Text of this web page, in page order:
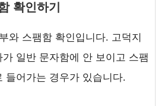
확인하기
와 스팸함 확인입니다. 고덕지
일반 문자함에 안 보이고 스팸
들어가는 경우가 있습니다.